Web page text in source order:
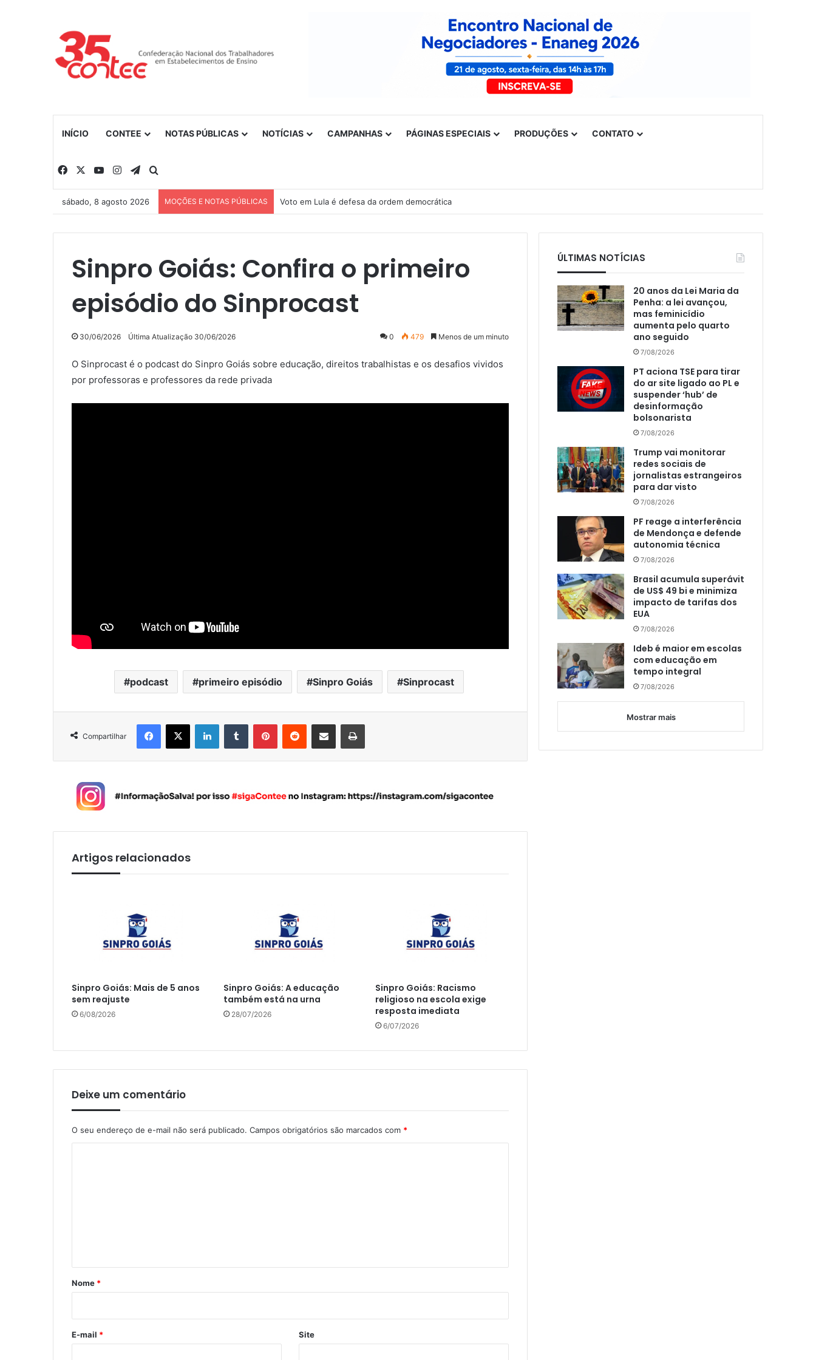
INÍCIO CONTEE NOTAS PÚBLICAS NOTÍCIAS CAMPANHAS PÁGINAS ESPECIAIS PRODUÇÕES CONTATO
Facebook YouTubeInstagramTelegram
sábado, 8 agosto 2026 MOÇÕES E NOTAS PÚBLICAS Voto em Lula é defesa da ordem democrática
Sinpro Goiás: Confira o primeiro
episódio do Sinprocast
30/06/2026 Última Atualização 30/06/2026 0 479 Menos de um minuto
O Sinprocast é o podcast do Sinpro Goiás sobre educação, direitos trabalhistas e os desafios vividos
por professoras e professores da rede privada
podcast primeiro episódio Sinpro Goiás Sinprocast
Compartilhar
Artigos relacionados
Sinpro Goiás: Mais de 5 anos
sem reajuste
6/08/2026
Sinpro Goiás: A educação
também está na urna
28/07/2026
Sinpro Goiás: Racismo
religioso na escola exige
resposta imediata
6/07/2026
Deixe um comentário
O seu endereço de e-mail não será publicado. Campos obrigatórios são marcados com *
r
*
Nome *
E-mail * Site
ÚLTIMAS NOTÍCIAS
20 anos da Lei Maria da
Penha: a lei avançou,
mas feminicídio
aumenta pelo quarto
ano seguido
7/08/2026
PT aciona TSE para tirar
do ar site ligado ao PL e
suspender ‘hub’ de
desinformação
bolsonarista
7/08/2026
Trump vai monitorar
redes sociais de
jornalistas estrangeiros
para dar visto
7/08/2026
PF reage a interferência
de Mendonça e defende
autonomia técnica
7/08/2026
Brasil acumula superávit
de US$ 49 bi e minimiza
impacto de tarifas dos
EUA
7/08/2026
Ideb é maior em escolas
com educação em
tempo integral
7/08/2026
Mostrar mais